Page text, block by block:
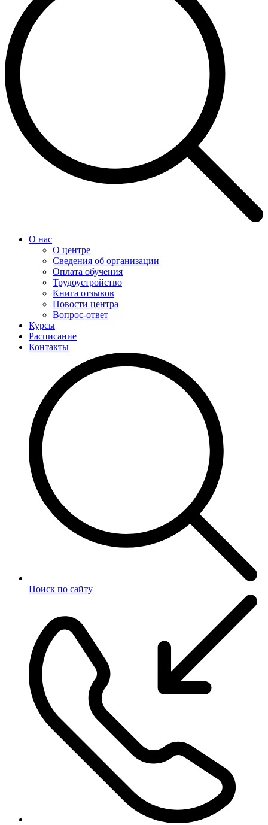
О нас
О центре
Сведения об организации
Оплата обучения
Трудоустройство
Книга отзывов
Новости центра
Вопрос-ответ
Курсы
Расписание
Контакты
Поиск по сайту